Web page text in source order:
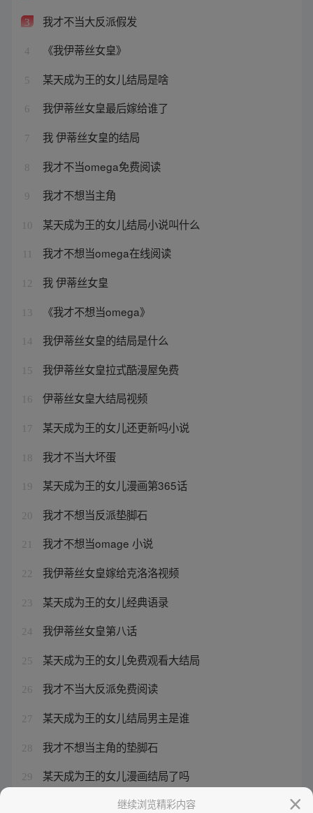
3 我才不当大反派假发
4 《我伊蒂丝女皇》
5 某天成为王的女儿结局是啥
6 我伊蒂丝女皇最后嫁给谁了
7 我 伊蒂丝女皇的结局
8 我才不当omega免费阅读
9 我才不想当主角
10 某天成为王的女儿结局小说叫什么
我才不想当omega在线阅读
12 我 伊蒂丝女皇
13 《我才不想当omega》
14 我伊蒂丝女皇的结局是什么
15 我伊蒂丝女皇拉式酷漫屋免费
16 伊蒂丝女皇大结局视频
17 某天成为王的女儿还更新吗小说
18 我才不当大坏蛋
19 某天成为王的女儿漫画第365话
20 我才不想当反派垫脚石
21 我才不想当omage 小说
22 我伊蒂丝女皇嫁给克洛洛视频
23 某天成为王的女儿经典语录
24 我伊蒂丝女皇第八话
25 某天成为王的女儿免费观看大结局
26 我才不当大反派免费阅读
27 某天成为王的女儿结局男主是谁
28 我才不想当主角的垫脚石
29 某天成为王的女儿漫画结局了吗
继续浏览精彩内容